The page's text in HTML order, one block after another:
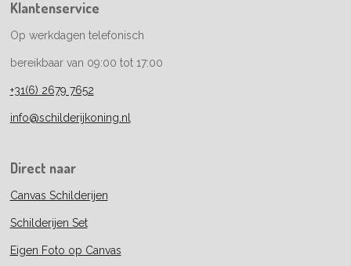
Klantenservice
Op werkdagen telefonisch
bereikbaar van 09:00 tot 17:00
+31(6) 2679 7652
info@schilderijkoning.nl
Direct naar
Canvas Schilderijen
Schilderijen Set
Eigen Foto op Canvas